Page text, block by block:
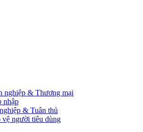
nghiệp & Thương mại
nhập
& Tuân thủ
vệ người tiêu dùng